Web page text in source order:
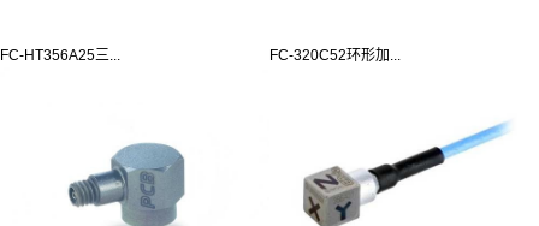
FC-HT356A25三... FC-320C52环形加...